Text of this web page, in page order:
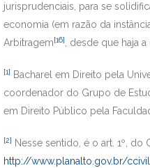
jurisprudenciais, para se
economia (em razão da
Arbitragem[16], desde que haja a
[1] Bacharel em Direito pela
coordenador do Grupo de
em Direito Público pela
[2] Nesse sentido, é o art. 1º, do
http://www.planalto.gov.br/